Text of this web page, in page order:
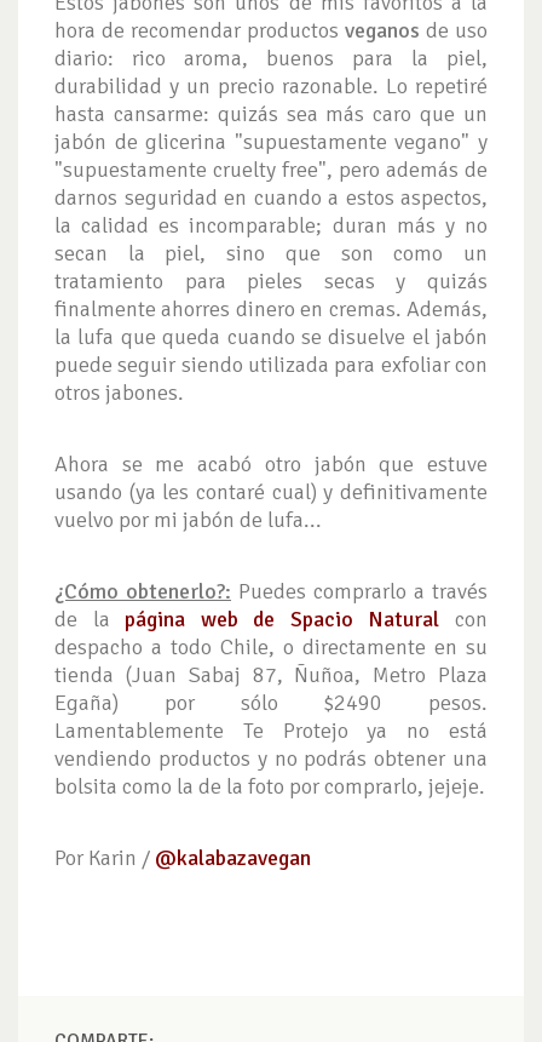
hora de recomendar productos veganos de uso
diario: rico aroma, buenos para la piel,
durabilidad y un precio razonable. Lo repetiré
hasta cansarme: quizás sea más caro que un
jabón de glicerina "supuestamente vegano" y
"supuestamente cruelty free", pero además de
darnos seguridad en cuando a estos aspectos,
la calidad es incomparable; duran más y no
secan la piel, sino que son como un
tratamiento para pieles secas y quizás
finalmente ahorres dinero en cremas. Además,
la lufa que queda cuando se disuelve el jabón
puede seguir siendo utilizada para exfoliar con
otros jabones.
Ahora se me acabó otro jabón que estuve
usando (ya les contaré cual) y definitivamente
vuelvo por mi jabón de lufa...
¿Cómo obtenerlo?: Puedes comprarlo a través
de la página web de Spacio Natural con
despacho a todo Chile, o directamente en su
tienda (Juan Sabaj 87, Ñuñoa, Metro Plaza
Egaña) por sólo $2490 pesos.
Lamentablemente Te Protejo ya no está
vendiendo productos y no podrás obtener una
bolsita como la de la foto por comprarlo, jejeje.
Por Karin / @kalabazavegan